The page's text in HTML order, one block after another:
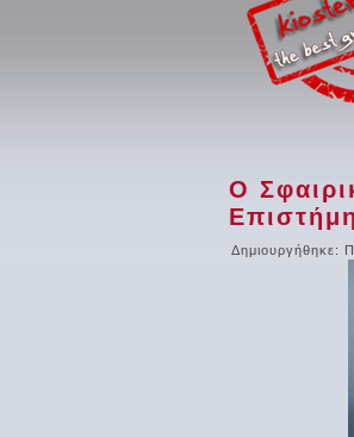
Ο
Επιστήμη
Δημιουργήθηκε: